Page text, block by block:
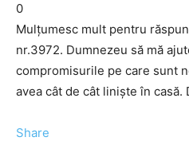
0
Mulţumesc mult pentru
nr.3972. Dumnezeu să mă
compromisurile pe care sunt
avea cât de cât linişte în casă.
Share